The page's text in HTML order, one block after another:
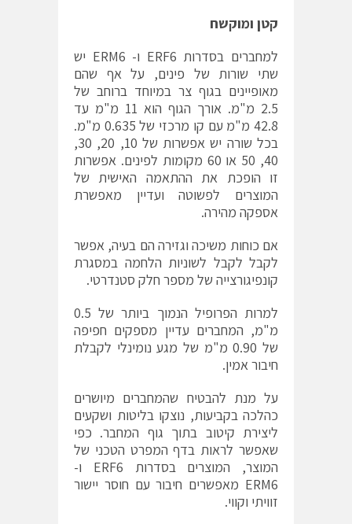
קטן ומוקשח
למחברים בסדרות ERF6 ו- ERM6 יש
שתי שורות של פינים, על אף שהם
מאופיינים בגוף צר במיוחד ברוחב של
2.5 מ"מ. אורך הגוף הוא 11 מ"מ עד
42.8 מ"מ עם קו מרכזי של 0.635 מ"מ.
בכל שורה יש אפשרות של 10, 20, 30,
40, 50 או 60 מקומות לפינים. אפשרות
זו הופכת את ההתאמה האישית של
המוצרים לפשוטה ועדיין מאפשרת
אספקה מהירה.
אם כוחות משיכה וגזירה הם בעיה, אפשר
לקבל לקבל לשוניות הלחמה במסגרת
קונפיגורצייה של מספר חלק סטנדרטי.
למרות הפרופיל הנמוך ביותר של 0.5
מ"מ, המחברים עדיין מספקים חפיפה
של 0.90 מ"מ של מגע נומינלי לקבלת
חיבור אמין.
על מנת להבטיח שהמחברים מיושרים
כהלכה בקביעות, נוצקו בליטות ושקעים
ליצירת קיטוב בתוך גוף המחבר. כפי
שאפשר לראות בדף המפרט הטכני של
המוצר, המוצרים בסדרות ERF6 ו-
ERM6 מאפשרים חיבור עם חוסר יישור
זוויתי וקווי.